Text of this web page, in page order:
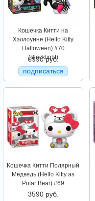
Кошечка Китти на
Хэллоуине (Hello Kitty
Halloween) #70
(Blacklight)
6990 руб.
подписаться
Кошечка Китти Полярный
Медведь (Hello Kitty as
Polar Bear) #69
3590 руб.